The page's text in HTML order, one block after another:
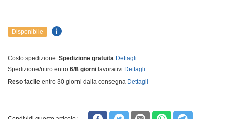
Disponibile
Costo spedizione: Spedizione gratuita Dettagli
Spedizione/ritiro entro 6/8 giorni lavorativi Dettagli
Reso facile entro 30 giorni dalla consegna Dettagli